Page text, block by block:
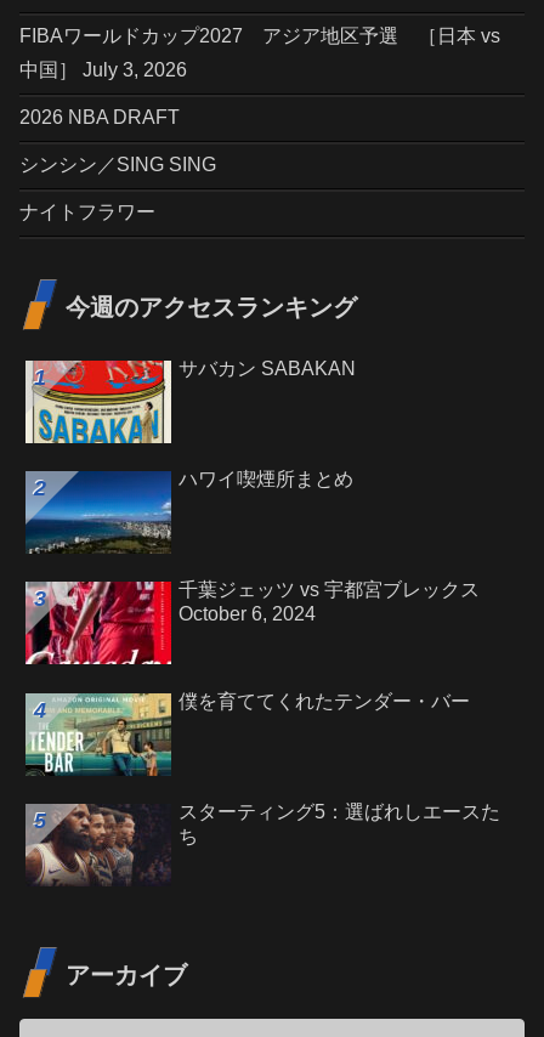
FIBAワールドカップ2027 アジア地区予選 ［日本 vs
中国］ July 3, 2026
2026 NBA DRAFT
シンシン／SING SING
ナイトフラワー
今週のアクセスランキング
サバカン SABAKAN
ハワイ喫煙所まとめ
千葉ジェッツ vs 宇都宮ブレックス
October 6, 2024
僕を育ててくれたテンダー・バー
スターティング5：選ばれしエースた
ち
アーカイブ